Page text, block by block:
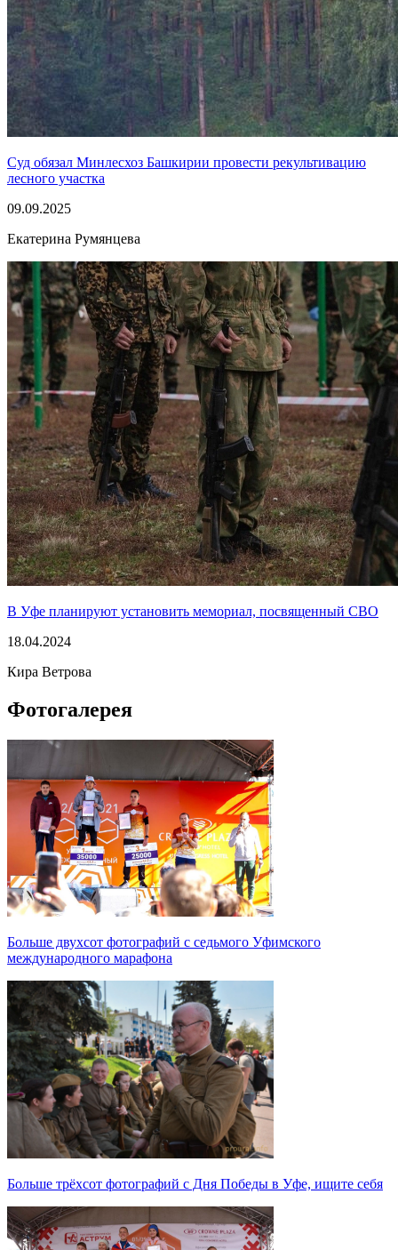
Суд обязал Минлесхоз Башкирии провести рекультивацию
лесного участка
09.09.2025
Екатерина Румянцева
В Уфе планируют установить мемориал, посвященный СВО
18.04.2024
Кира Ветрова
Фотогалерея
Больше двухсот фотографий с седьмого Уфимского
международного марафона
Больше трёхсот фотографий с Дня Победы в Уфе, ищите себя